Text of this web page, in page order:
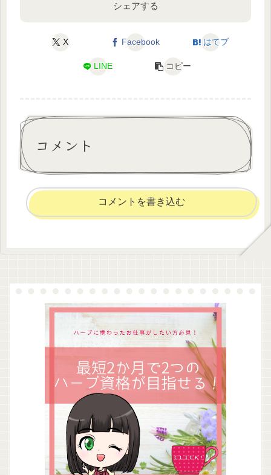
シェアする
X Facebook はてブ
LINE コピー
コメント
コメントを書き込む